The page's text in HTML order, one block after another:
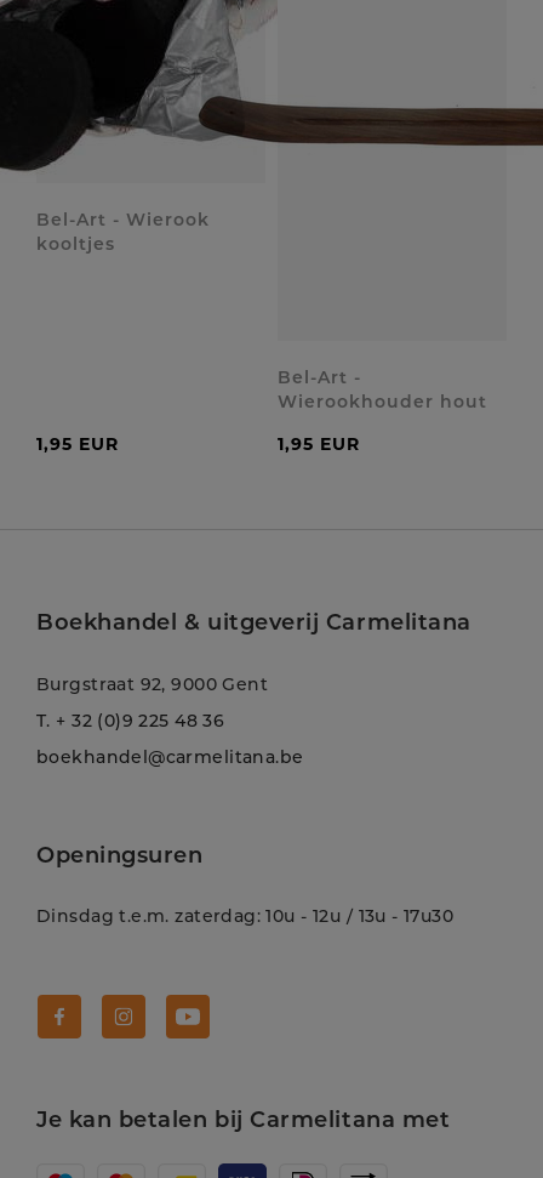
Bel-Art - Wierook
kooltjes
1,95 EUR
Bel-Art -
Wierookhouder hout
1,95 EUR
Boekhandel & uitgeverij Carmelitana
Burgstraat 92, 9000 Gent
T. + 32 (0)9 225 48 36
boekhandel@carmelitana.be
Openingsuren
Dinsdag t.e.m. zaterdag: 10u - 12u / 13u - 17u30
Je kan betalen bij Carmelitana met